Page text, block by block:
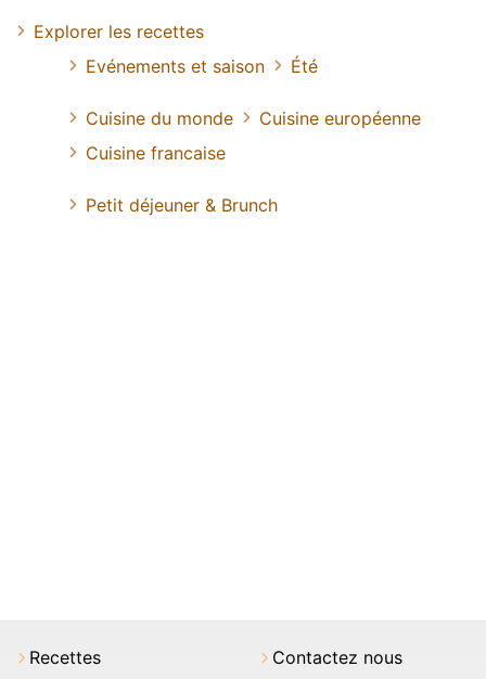
Explorer les recettes
Evénements et saison
Été
Cuisine du monde
Cuisine européenne
Cuisine francaise
Petit déjeuner & Brunch
Recettes Contactez nous